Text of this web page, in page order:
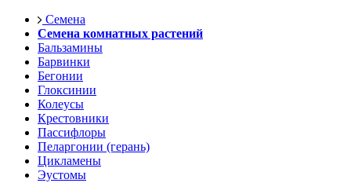
Семена
Семена комнатных растений
Бальзамины
Барвинки
Бегонии
Глоксинии
Колеусы
Крестовники
Пассифлоры
Пеларгонии (герань)
Цикламены
Эустомы